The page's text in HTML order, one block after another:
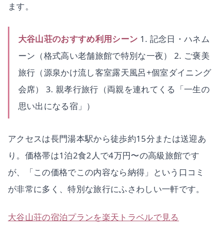
ます。
大谷山荘のおすすめ利用シーン 1. 記念日・ハネム
ーン（格式高い老舗旅館で特別な一夜） 2. ご褒美
旅行（源泉かけ流し客室露天風呂+個室ダイニング
会席） 3. 親孝行旅行（両親を連れてくる「一生の
思い出になる宿」）
アクセスは長門湯本駅から徒歩約15分または送迎あ
り。価格帯は1泊2食2人で4万円〜の高級旅館です
が、「この価格でこの内容なら納得」という口コミ
が非常に多く、特別な旅行にふさわしい一軒です。
大谷山荘の宿泊プランを楽天トラベルで見る